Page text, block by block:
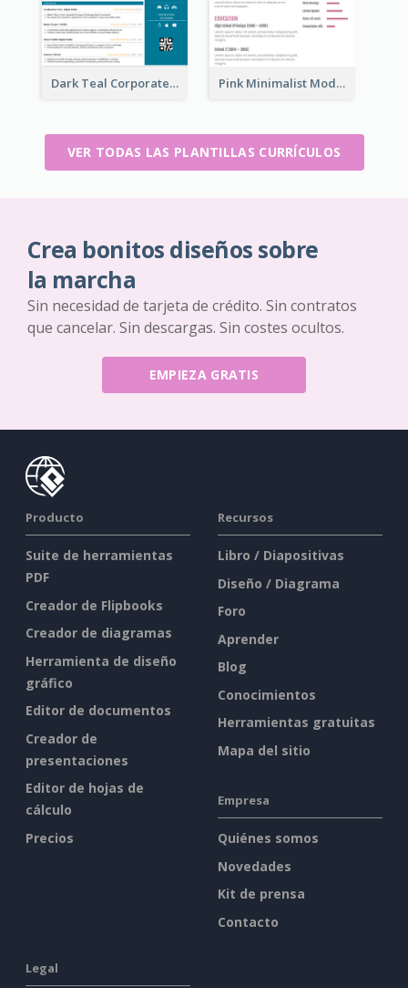
Dark Teal Corporate Resume Pink Minimalist Modern Resume
VER TODAS LAS PLANTILLAS CURRÍCULOS
Crea bonitos diseños sobre
la marcha
Sin necesidad de tarjeta de crédito. Sin contratos
que cancelar. Sin descargas. Sin costes ocultos.
EMPIEZA GRATIS
Producto
Suite de herramientas
PDF
Creador de Flipbooks
Creador de diagramas
Herramienta de diseño
gráfico
Editor de documentos
Creador de
presentaciones
Editor de hojas de
cálculo
Precios
Recursos
Libro / Diapositivas
Diseño / Diagrama
Foro
Aprender
Blog
Conocimientos
Herramientas gratuitas
Mapa del sitio
Empresa
Quiénes somos
Novedades
Kit de prensa
Contacto
Legal